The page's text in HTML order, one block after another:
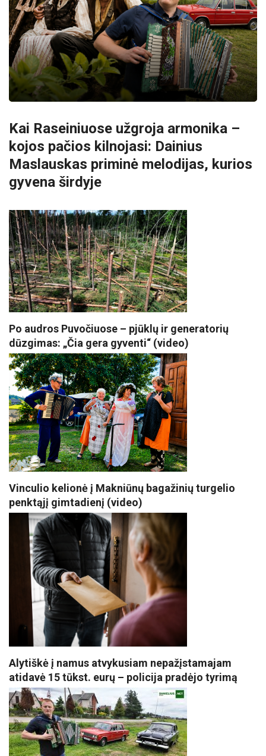
Kai Raseiniuose užgroja armonika –
kojos pačios kilnojasi: Dainius
Maslauskas priminė melodijas, kurios
gyvena širdyje
Po audros Puvočiuose – pjūklų ir generatorių
dūzgimas: „Čia gera gyventi“ (video)
Vinculio kelionė į Makniūnų bagažinių turgelio
penktąjį gimtadienį (video)
Alytiškė į namus atvykusiam nepažįstamajam
atidavė 15 tūkst. eurų – policija pradėjo tyrimą